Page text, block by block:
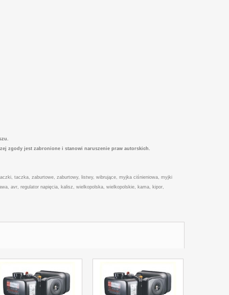
zgody jest zabronione i stanowi naruszenie praw autorskich.
taczka, zaburtowe, zaburtowy, listwy, wibrujące, myjka ciśnieniowa, myjki
avr, regulator napięcia, kalisz, wielkopolska, wielkopolskie, kama, kipor,